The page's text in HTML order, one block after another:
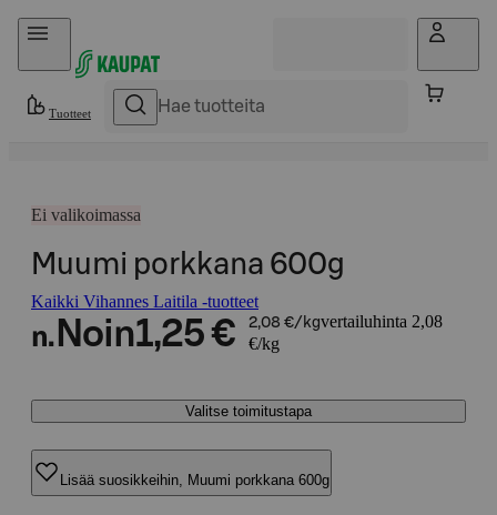
Hyppää sisältöön
Tuotteet
Ei valikoimassa
Muumi porkkana 600g
Kaikki Vihannes Laitila -tuotteet
n. Noin1,25 € 2,08 €/kgvertailuhinta 2,08
€/kg
Valitse toimitustapa
Lisää suosikkeihin, Muumi porkkana 600g